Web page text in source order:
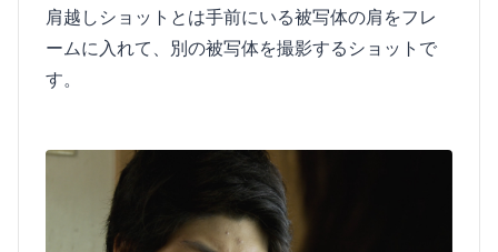
肩越しショットとは手前にいる被写体の肩をフレ
ームに入れて、別の被写体を撮影するショットで
す。